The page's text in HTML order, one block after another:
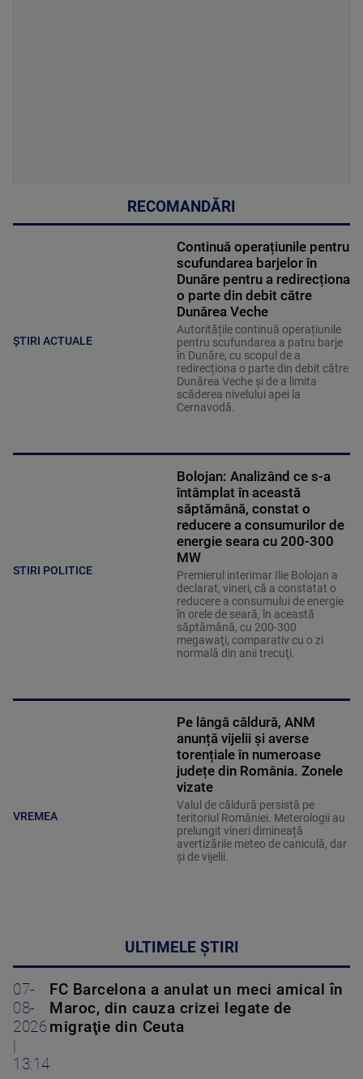
RECOMANDĂRI
ȘTIRI ACTUALE
Continuă operațiunile pentru
scufundarea barjelor în
Dunăre pentru a redirecționa
o parte din debit către
Dunărea Veche
Autoritățile continuă operațiunile
pentru scufundarea a patru barje
în Dunăre, cu scopul de a
redirecționa o parte din debit către
Dunărea Veche și de a limita
scăderea nivelului apei la
Cernavodă.
STIRI POLITICE
Bolojan: Analizând ce s-a
întâmplat în această
săptămână, constat o
reducere a consumurilor de
energie seara cu 200-300
MW
Premierul interimar Ilie Bolojan a
declarat, vineri, că a constatat o
reducere a consumului de energie
în orele de seară, în această
săptămână, cu 200-300
megawaţi, comparativ cu o zi
normală din anii trecuţi.
VREMEA
Pe lângă căldură, ANM
anunță vijelii și averse
torențiale în numeroase
județe din România. Zonele
vizate
Valul de căldură persistă pe
teritoriul României. Meterologii au
prelungit vineri dimineață
avertizările meteo de caniculă, dar
și de vijelii.
ULTIMELE ȘTIRI
07-
08-
2026
13:14
FC Barcelona a anulat un meci amical în
Maroc, din cauza crizei legate de
migraţie din Ceuta